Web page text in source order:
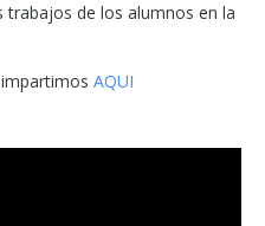
de los alumnos en la
AQUI